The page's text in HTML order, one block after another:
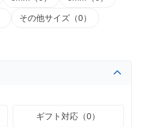
その他サイズ（0）
ギフト対応（0）